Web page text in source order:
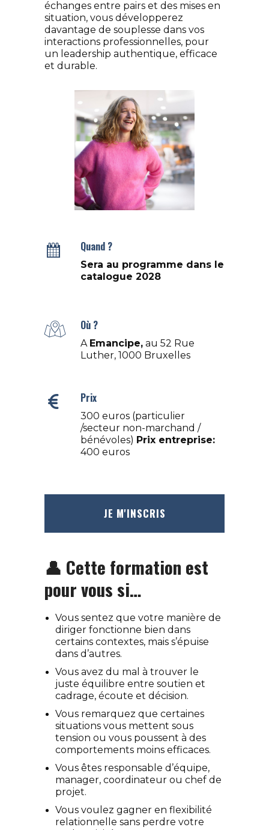
échanges entre pairs et des mises en
situation, vous développerez
davantage de souplesse dans vos
interactions professionnelles, pour
un leadership authentique, efficace
et durable.
Julie Jadot
Coach, Formatrice
Quand ?
Sera au programme dans le
catalogue 2028
Où ?
A Emancipe, au 52 Rue
Luther, 1000 Bruxelles
Prix
300 euros (particulier
/secteur non-marchand /
bénévoles) Prix entreprise:
400 euros
JE M'INSCRIS
👤 Cette formation est
pour vous si…
Vous sentez que votre manière de
diriger fonctionne bien dans
certains contextes, mais s’épuise
dans d’autres.
Vous avez du mal à trouver le
juste équilibre entre soutien et
cadrage, écoute et décision.
Vous remarquez que certaines
situations vous mettent sous
tension ou vous poussent à des
comportements moins efficaces.
Vous êtes responsable d’équipe,
manager, coordinateur ou chef de
projet.
Vous voulez gagner en flexibilité
relationnelle sans perdre votre